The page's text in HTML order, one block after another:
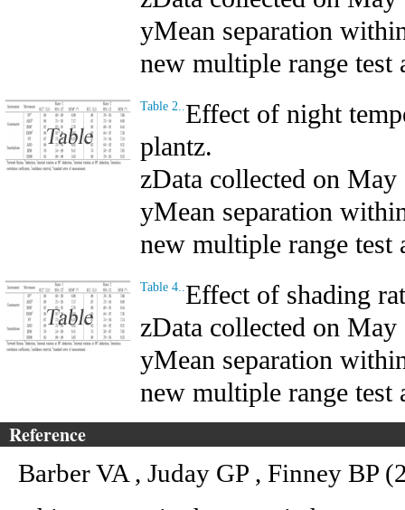
yMean separation
new multiple range test
Table 2.. Effect of night
plantz.
zData collected on
yMean separation
new multiple range test
Table 4.. Effect of shading
zData collected on
yMean separation
new multiple range test
Reference
Barber VA , Juday GP , Finney BP